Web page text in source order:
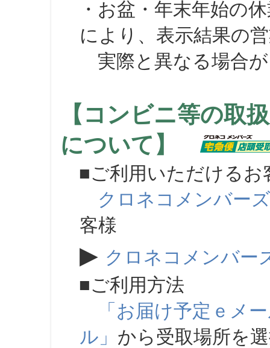
・お盆・年末年始の
により、表示結果の
実際と異なる場合が
【コンビニ等の取
について】
■ご利用いただけるお
クロネコメンバーズ
客様
▶ クロネコメンバー
■ご利用方法
「お届け予定ｅメ
ル」 から受取場所を